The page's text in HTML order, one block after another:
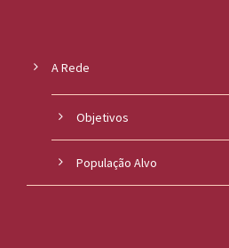
A Rede
Objetivos
População Alvo